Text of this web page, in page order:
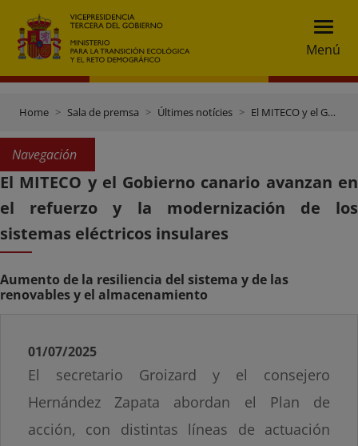
Menú
Home Sala de premsa Últimes notícies El MITECO y el Gobierno canario avanzan en el refuerzo y la modernización de los sistemas eléctricos insulares
Navegación
El MITECO y el Gobierno canario avanzan en
el refuerzo y la modernización de los
sistemas eléctricos insulares
Aumento de la resiliencia del sistema y de las
renovables y el almacenamiento
01/07/2025
El secretario Groizard y el consejero
Hernández Zapata abordan el Plan de
acción, con distintas líneas de actuación